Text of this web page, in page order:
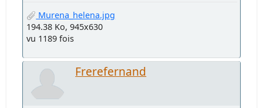
Murena_helena.jpg
194.38 Ko, 945x630
vu 1189 fois
Frerefernand